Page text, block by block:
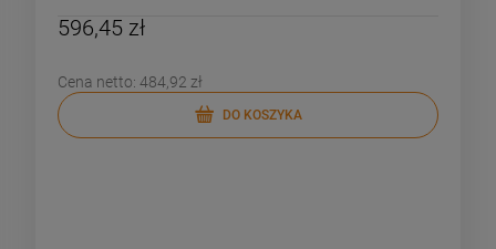
596,45 zł
Cena netto: 484,92 zł
DO KOSZYKA